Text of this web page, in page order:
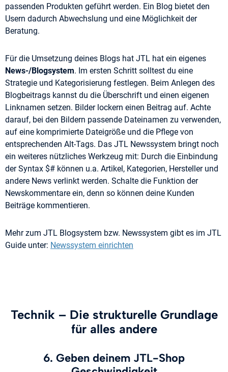
passenden Produkten geführt werden. Ein Blog bietet den
Usern dadurch Abwechslung und eine Möglichkeit der
Beratung.
Für die Umsetzung deines Blogs hat JTL hat ein eigenes
News-/Blogsystem. Im ersten Schritt solltest du eine
Strategie und Kategorisierung festlegen. Beim Anlegen des
Blogbeitrags kannst du die Überschrift und einen eigenen
Linknamen setzen. Bilder lockern einen Beitrag auf. Achte
darauf, bei den Bildern passende Dateinamen zu verwenden,
auf eine komprimierte Dateigröße und die Pflege von
entsprechenden Alt-Tags. Das JTL Newssystem bringt noch
ein weiteres nützliches Werkzeug mit: Durch die Einbindung
der Syntax $# können u.a. Artikel, Kategorien, Hersteller und
andere News verlinkt werden. Schalte die Funktion der
Newskommentare ein, denn so können deine Kunden
Beiträge kommentieren.
Mehr zum JTL Blogsystem bzw. Newssystem gibt es im JTL
Guide unter: Newssystem einrichten
Technik – Die strukturelle Grundlage
für alles andere
6. Geben deinem JTL-Shop